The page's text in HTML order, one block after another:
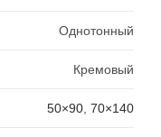
Однотонный
Кремовый
50×90 70×140